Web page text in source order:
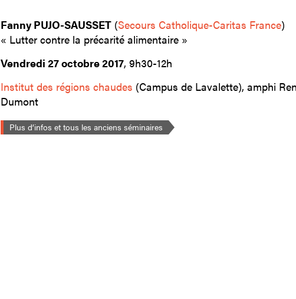
Fanny PUJO-SAUSSET(Secours Catholique-Caritas France)
« Lutter contre la précarité alimentaire »
Vendredi 27 octobre 2017, 9h30-12h
Institut des régions chaudes (Campus de Lavalette), amphi
Dumont
Plus d’infos et tous les anciens séminaires